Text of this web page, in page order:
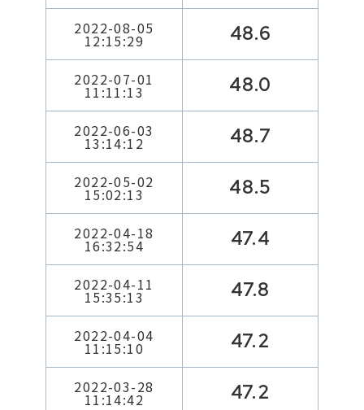
2022-08-05
12:15:29 48.6
2022-07-01
11:11:13 48.0
2022-06-03
13:14:12 48.7
2022-05-02
15:02:13 48.5
2022-04-18
16:32:54 47.4
2022-04-11
15:35:13 47.8
2022-04-04
11:15:10 47.2
2022-03-28
11:14:42 47.2